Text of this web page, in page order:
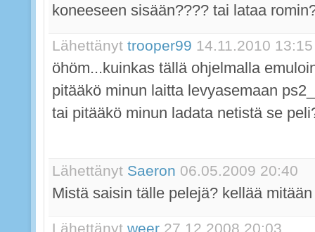
koneeseen sisään???? tai lataa
Lähettänyt trooper99 14.11.2010 13:15
öhöm...kuinkas tällä ohjelmalla
pitääkö minun laitta levyasemaan
tai pitääkö minun ladata netistä se
Lähettänyt Saeron 06.05.2009 20:40
Mistä saisin tälle pelejä? kellää
Lähettänyt weer 27.12.2008 20:03